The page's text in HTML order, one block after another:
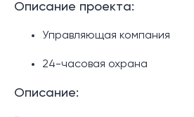
Описание проекта:
Управляющая компания
24-часовая охрана
Описание: